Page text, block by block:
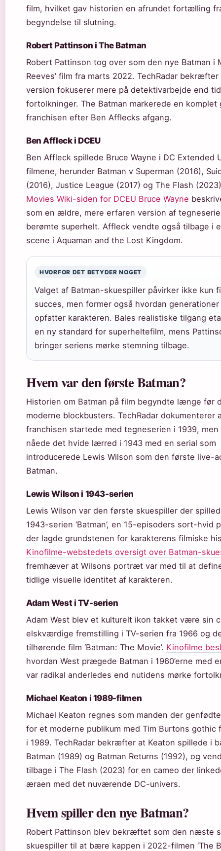
film, hvilket gav historien en afrundet fortælling
begyndelse til slutning.
Robert Pattinson i The Batman
Robert Pattinson tog over som den nye Batman i
Reeves’ film fra marts 2022. TechRadar
version fokuserer mere på detektivarbejde end
fortolkninger. The Batman markerede en komplet
franchisen efter Ben Afflecks afgang.
Ben Affleck i DCEU
Ben Affleck spillede Bruce Wayne i DC Extended
filmene, herunder Batman v Superman (2016),
(2016), Justice League (2017) og The Flash
Movies Wiki-siden for DCEU Bruce Wayne
som en ældre, mere erfaren version af
berømte superhelt. Affleck vendte også tilbage i
scene i Aquaman and the Lost Kingdom.
HVORFOR DET BETYDER NOGET
Valget af Batman-skuespiller påvirker ikke kun
succes, men former også hvordan
opfatter karakteren. Bales realistiske tilgang
en ny standard for superheltefilm, mens
bringer seriens mørke stemning tilbage.
Hvem var den første Batman?
Historien om Batman på film begyndte længe før
moderne blockbusters. TechRadar dokumenterer
franchisen startede med tegneserien i 1939,
nåede det hvide lærred i 1943 med en serial som
introducerede Lewis Wilson som den første live-
Batman.
Lewis Wilson i 1943-serien
Lewis Wilson var den første skuespiller der
1943-serien ‘Batman’, en 15-episoders sort-hvid
der lagde grundstenen for karakterens filmiske
Kinofilme-webstedets oversigt over Batman-
fremhæver at Wilsons portræt var med til at
tidlige visuelle identitet af karakteren.
Adam West i TV-serien
Adam West blev et kulturelt ikon takket være sin
elskværdige fremstilling i TV-serien fra 1966 og
tilhørende film ‘Batman: The Movie’. Kinofilme
hvordan West prægede Batman i 1960’erne med
var radikal anderledes end nutidens mørke
Michael Keaton i 1989-filmen
Michael Keaton regnes som manden der
for et moderne publikum med Tim Burtons gothic
i 1989. TechRadar bekræfter at Keaton spillede i
Batman (1989) og Batman Returns (1992), og
tilbage i The Flash (2023) for en cameo der
æraen med det nuværende DC-univers.
Hvem spiller den nye Batman?
Robert Pattinson blev bekræftet som den næste
skuespiller til at bære kappen i 2022-filmen ‘The